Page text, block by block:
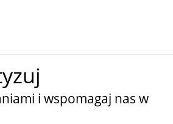
i wspomagaj nas w